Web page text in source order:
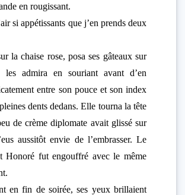
en rougissant.
appétissants que j’en prends deux
la chaise rose, posa ses gâteaux sur
admira en souriant avant d’en
entre son pouce et son index
dents dedans. Elle tourna la tête
de crème diplomate avait glissé sur
aussitôt envie de l’embrasser. Le
Honoré fut engouffré avec le même
fin de soirée, ses yeux brillaient